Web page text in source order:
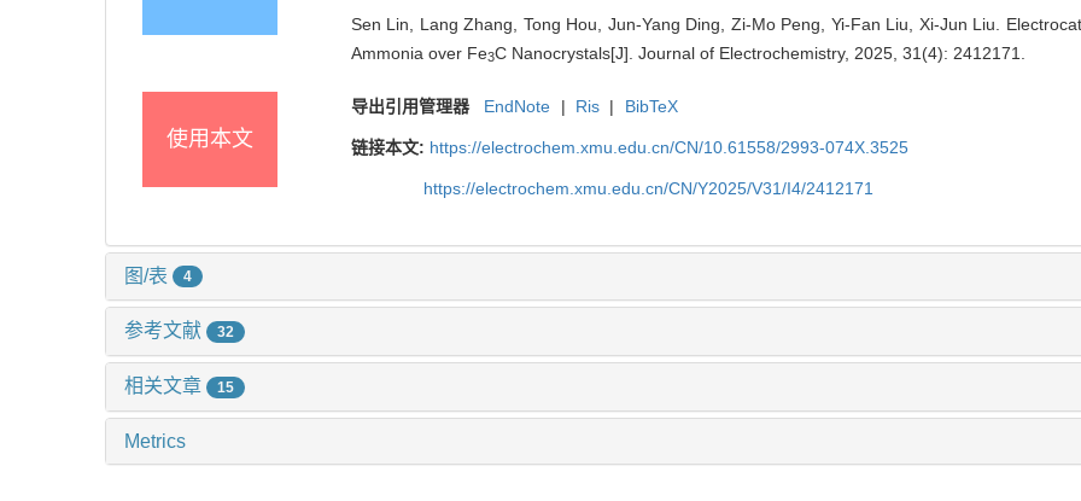
Sen Lin, Lang Zhang, Tong Hou, Jun-Yang Ding, Zi-Mo Peng, Yi-Fan Liu, Xi-Jun Liu.
Ammonia over Fe3C Nanocrystals[J]. Journal of Electrochemistry, 2025, 31(4): 2412171.
使用本文
导出引用管理器 EndNote | Ris | BibTeX
链接本文: https://electrochem.xmu.edu.cn/CN/10.61558/2993-074X.3525
https://electrochem.xmu.edu.cn/CN/Y2025/V31/I4/2412171
图/表 4
参考文献 32
相关文章 15
Metrics